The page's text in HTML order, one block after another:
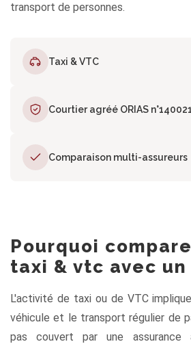
transport de personnes.
Taxi & VTC
Courtier agréé ORIAS
Comparaison multi-assureurs
Pourquoi
taxi & vtc avec
L'activité de taxi ou de VTC
véhicule et le transport régulier de
pas couvert par une assurance